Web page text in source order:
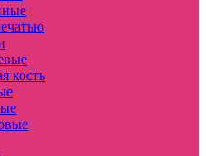
кость